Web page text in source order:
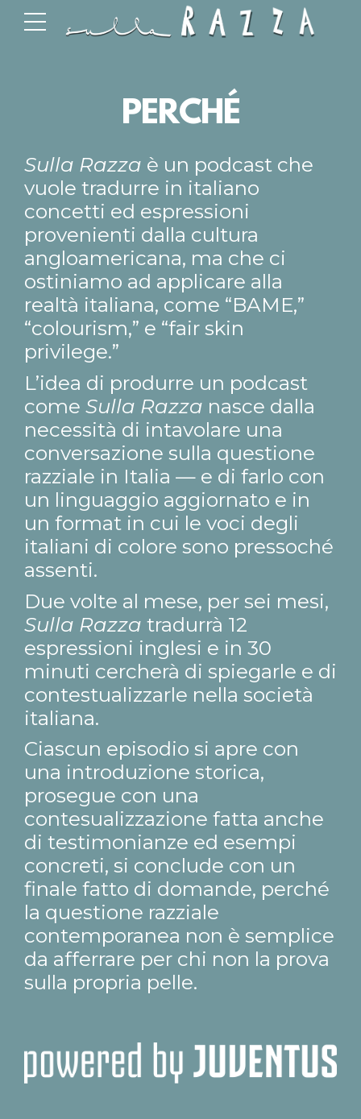
PERCHÉ
Sulla Razza è un podcast che
vuole tradurre in italiano
concetti ed espressioni
provenienti dalla cultura
angloamericana, ma che ci
ostiniamo ad applicare alla
realtà italiana, come “BAME,”
“colourism,” e “fair skin
privilege.”
L’idea di produrre un podcast
come Sulla Razza nasce dalla
necessità di intavolare una
conversazione sulla questione
razziale in Italia — e di farlo con
un linguaggio aggiornato e in
un format in cui le voci degli
italiani di colore sono pressoché
assenti.
Due volte al mese, per sei mesi,
Sulla Razza tradurrà 12
espressioni inglesi e in 30
minuti cercherà di spiegarle e di
contestualizzarle nella società
italiana.
Ciascun episodio si apre con
una introduzione storica,
prosegue con una
contesualizzazione fatta anche
di testimonianze ed esempi
concreti, si conclude con un
finale fatto di domande, perché
la questione razziale
contemporanea non è semplice
da afferrare per chi non la prova
sulla propria pelle.